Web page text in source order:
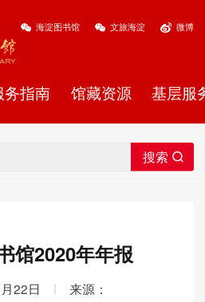
海淀图书馆 文旅海淀 微博
务指南 馆藏资源 基层服
馆2020年年报
22日 | 来源：